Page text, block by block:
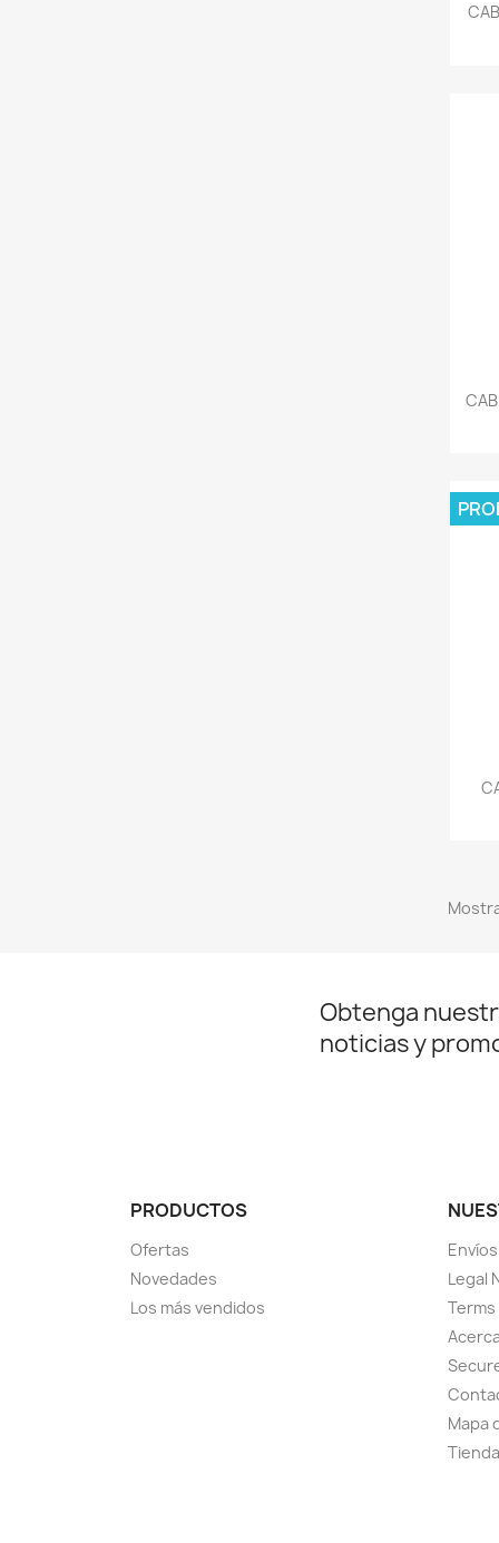
Obtenga
noticias y
PRODUCTOS
Ofertas
Novedades
Los más vendidos
Envíos
Legal
Mapa